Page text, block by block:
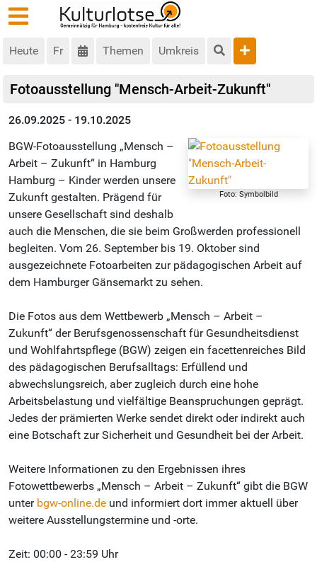
Heute Fr Themen Umkreis
Fotoausstellung "Mensch-Arbeit-Zukunft"
26.09.2025 - 19.10.2025
Foto: Symbolbild
BGW-Fotoausstellung „Mensch –
Arbeit – Zukunft“ in Hamburg
Hamburg – Kinder werden unsere
Zukunft gestalten. Prägend für
unsere Gesellschaft sind deshalb
auch die Menschen, die sie beim Großwerden professionell
begleiten. Vom 26. September bis 19. Oktober sind
ausgezeichnete Fotoarbeiten zur pädagogischen Arbeit auf
dem Hamburger Gänsemarkt zu sehen.
Die Fotos aus dem Wettbewerb „Mensch – Arbeit –
Zukunft“ der Berufsgenossenschaft für Gesundheitsdienst
und Wohlfahrtspflege (BGW) zeigen ein facettenreiches Bild
des pädagogischen Berufsalltags: Erfüllend und
abwechslungsreich, aber zugleich durch eine hohe
Arbeitsbelastung und vielfältige Beanspruchungen geprägt.
Jedes der prämierten Werke sendet direkt oder indirekt auch
eine Botschaft zur Sicherheit und Gesundheit bei der Arbeit.
Weitere Informationen zu den Ergebnissen ihres
Fotowettbewerbs „Mensch – Arbeit – Zukunft“ gibt die BGW
unter bgw-online.de und informiert dort immer aktuell über
weitere Ausstellungstermine und -orte.
Zeit: 00:00 - 23:59 Uhr